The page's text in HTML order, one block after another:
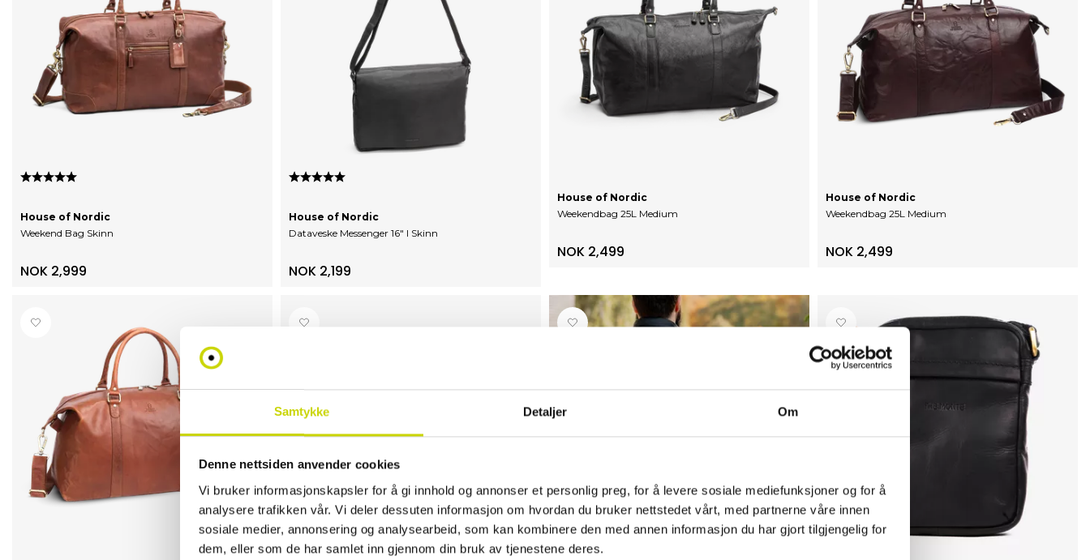
Samtykke Detaljer Om
Denne nettsiden anvender cookies
Vi bruker informasjonskapsler for å gi innhold og annonser et personlig preg, for å levere sosiale mediefunksjoner og for å
analysere trafikken vår. Vi deler dessuten informasjon om hvordan du bruker nettstedet vårt, med partnerne våre innen
sosiale medier, annonsering og analysearbeid, som kan kombinere den med annen informasjon du har gjort tilgjengelig for
dem, eller som de har samlet inn gjennom din bruk av tjenestene deres.
Weekend Bag Skinn
House of Nordic
NOK 2,999
Karakter:
Dataveske Messenger 16" I Skinn
House of Nordic
NOK 2,199
Karakter:
Weekendbag 25L Medium
House of Nordic
NOK 2,499
Weekendbag 25L Medium
House of Nordic
NOK 2,499